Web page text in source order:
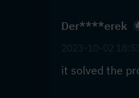
Der****erek
it solved the